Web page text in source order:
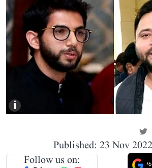
i
Published: 23 Nov
Follow us on: